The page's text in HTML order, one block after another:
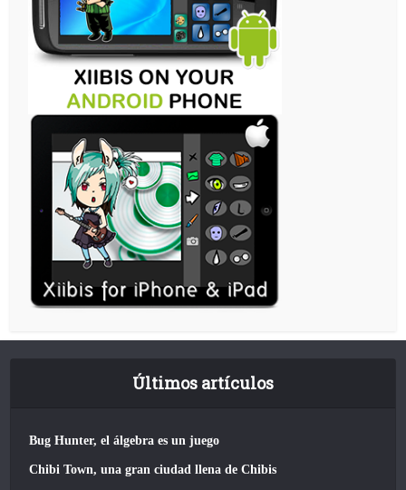
Últimos artículos
Bug Hunter, el álgebra es un juego
Chibi Town, una gran ciudad llena de Chibis